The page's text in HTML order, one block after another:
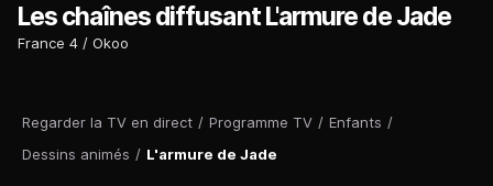
Regarder la TV en direct / Programme TV / Enfants /
Dessins animés / L'armure de Jade
Les chaînes diffusant L'armure de Jade
France 4 Okoo